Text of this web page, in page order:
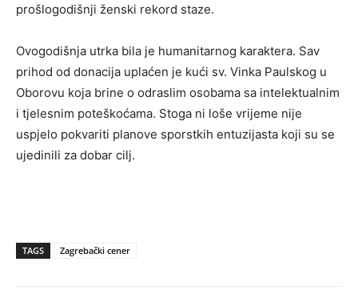
prošlogodišnji ženski rekord staze.
Ovogodišnja utrka bila je humanitarnog karaktera. Sav
prihod od donacija uplaćen je kući sv. Vinka Paulskog u
Oborovu koja brine o odraslim osobama sa intelektualnim
i tjelesnim poteškoćama. Stoga ni loše vrijeme nije
uspjelo pokvariti planove sporstkih entuzijasta koji su se
ujedinili za dobar cilj.
TAGS Zagrebački cener